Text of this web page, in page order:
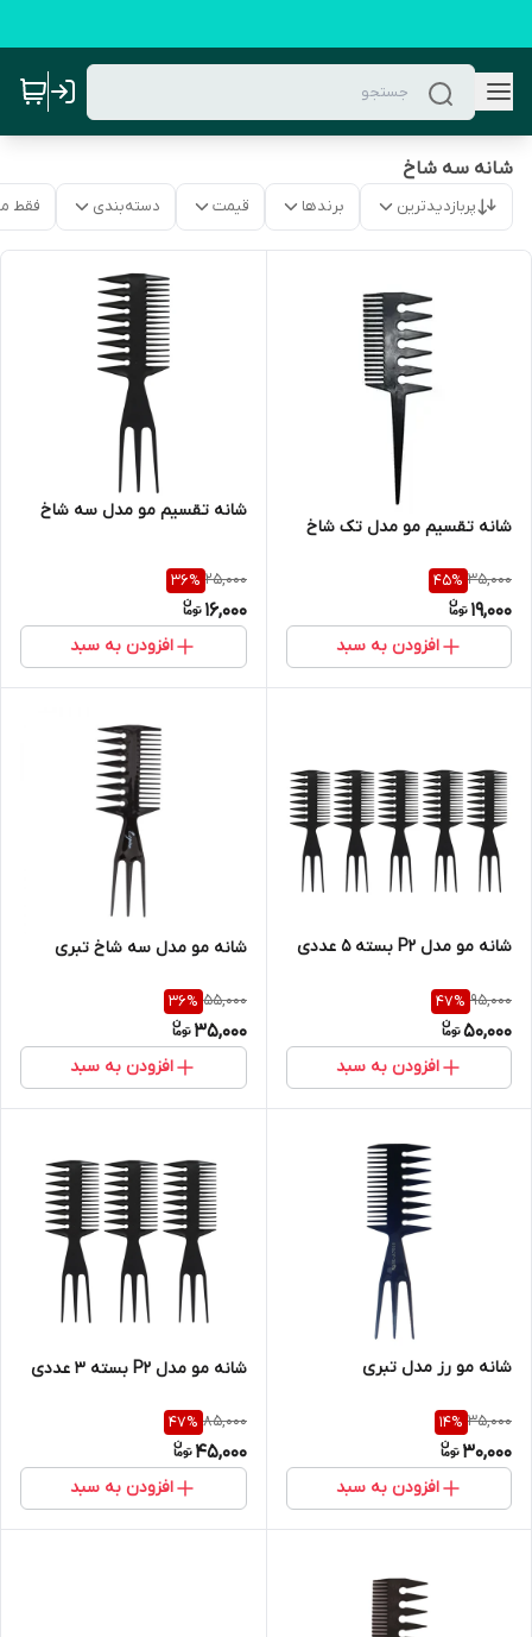
شانه سه شاخ
پربازدیدترین برندها قیمت دسته‌بندی فقط
شانه تقسیم مو مدل تک شاخ
35,000
45%
19,000
افزودن به سبد
شانه تقسیم مو مدل سه شاخ
25,000
36%
16,000
افزودن به سبد
شانه مو مدل P2 بسته 5 عددی
95,000
47%
50,000
افزودن به سبد
شانه مو مدل سه شاخ تبری
55,000
36%
35,000
افزودن به سبد
شانه مو رز مدل تبری
35,000
14%
30,000
افزودن به سبد
شانه مو مدل P2 بسته 3 عددی
85,000
47%
45,000
افزودن به سبد